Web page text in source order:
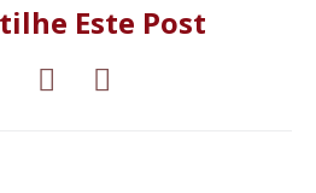
Este Post